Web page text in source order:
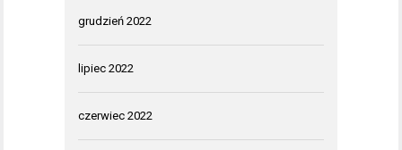
grudzień 2022
lipiec 2022
czerwiec 2022